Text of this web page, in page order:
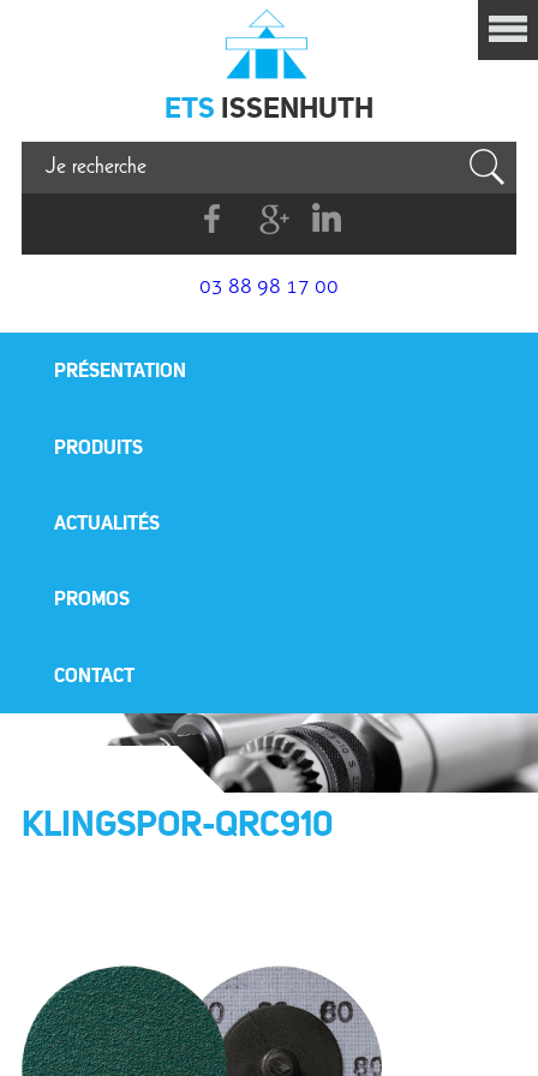
Issenhuth
ETS ISSENHUTH
FacebookG+
Linkedin
03 88 98 17 00
PRÉSENTATION
PRODUITS
ACTUALITÉS
PROMOS
CONTACT
KLINGSPOR-QRC910